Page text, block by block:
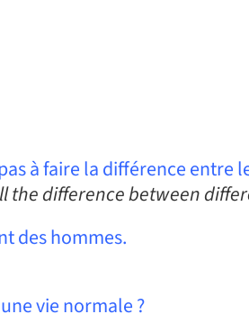
à faire la différence entre
the difference between
des hommes.
vie normale ?